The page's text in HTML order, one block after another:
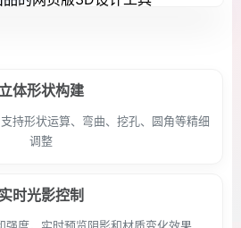
立体形状构建
持形状运算、弯曲、挖孔、圆角等精细
调整
实时光影控制